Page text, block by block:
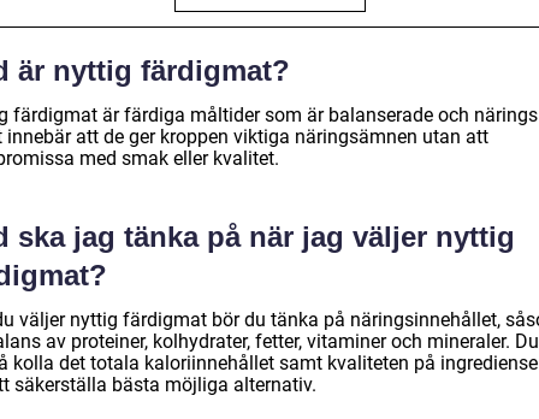
är nyttig färdigmat?
färdigmat är färdiga måltider som är balanserade och
innebär att de ger kroppen viktiga näringsämnen utan att
med smak eller kvalitet.
ska jag tänka på när jag väljer nyttig
väljer nyttig färdigmat bör du tänka på näringsinnehållet,
av proteiner, kolhydrater, fetter, vitaminer och mineraler.
kolla det totala kaloriinnehållet samt kvaliteten på
säkerställa bästa möjliga alternativ.